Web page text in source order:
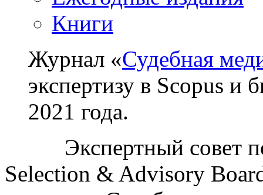
Книги
Журнал «Судебная
экспертизу в Scopus и
2021 года.
Экспертный совет
Selection & Advisory